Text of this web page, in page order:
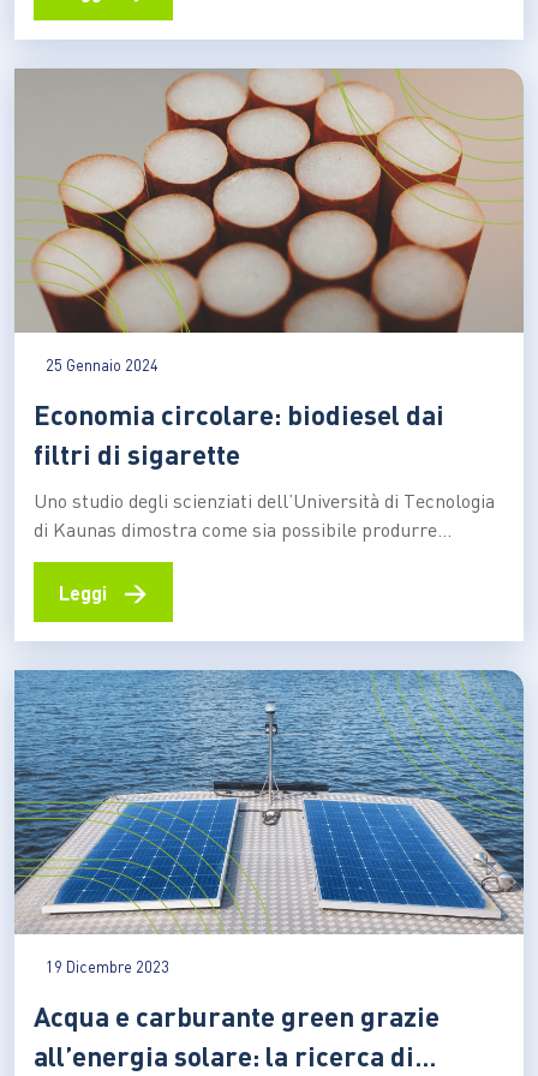
ricercatori dell’università di Belgrado: Liquid3, come
suggerisce il…
25 Gennaio 2024
Economia circolare: biodiesel dai
filtri di sigarette
Uno studio degli scienziati dell’Università di Tecnologia
di Kaunas dimostra come sia possibile produrre
carburante verde a costi ridotti grazie a un
sottoprodotto proveniente dall’utilizzo delle cicche, la
di produzione del biodiesel, rendendolo meno costoso e
quindi più conveniente. A sperimentare questa…
Leggi →
19 Dicembre 2023
Acqua e carburante green grazie
all’energia solare: la ricerca di